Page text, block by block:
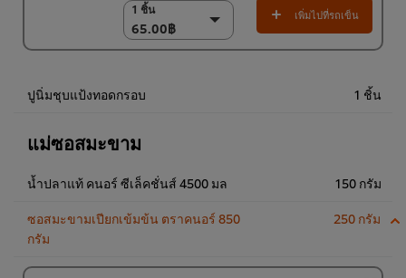
1 ชิ้น
65.00฿
1 ชิ้น
65.00฿
6 x 500 ก.
เพิ่มไปที่รถเข็น
ปูนิ่มชุบแป้งทอดกรอบ 1 ชิ้น
แม่ซอสมะขาม
น้ำปลาแท้ คนอร์ ซีเล็คชั่นส์ 4500 มล 150 กรัม
ซอสมะขามเปียกเข้มข้น ตราคนอร์ 850
กรัม
250 กรัม